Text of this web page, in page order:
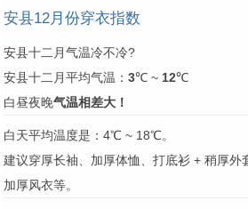
安县12月份穿衣指数
安县十二月气温冷不冷?
安县十二月平均气温： 3℃ ~ 12℃
白昼夜晚气温相差大！
白天平均温度是：4℃ ~ 18℃。
建议穿厚长袖、加厚体恤、打底衫 + 稍厚外
加厚风衣等。